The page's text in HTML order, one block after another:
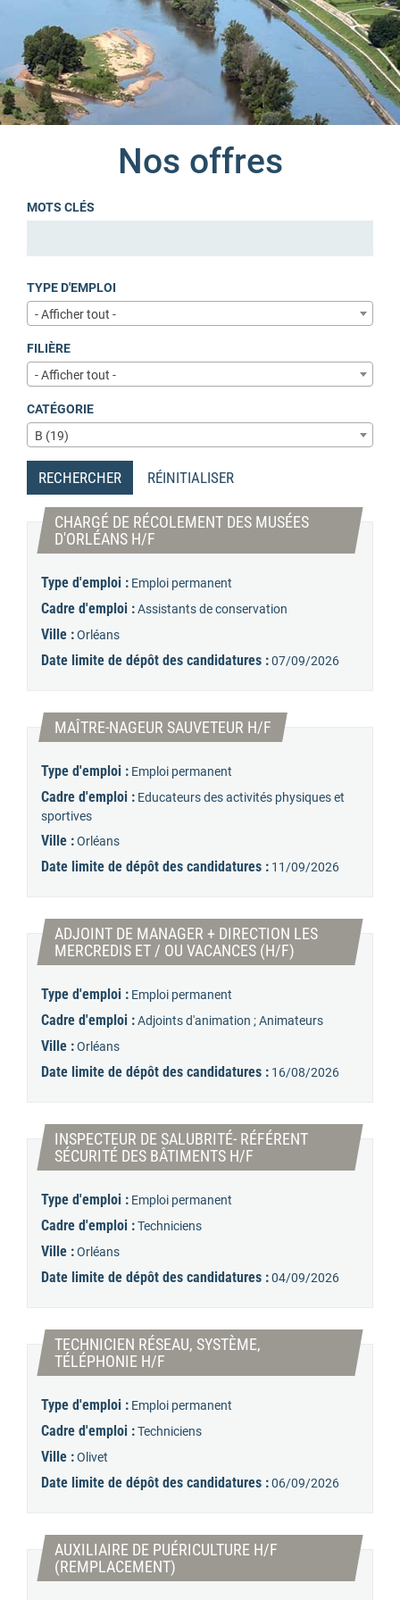
Nos offres
MOTS CLÉS
TYPE D'EMPLOI
- Afficher tout -
FILIÈRE
- Afficher tout -
CATÉGORIE
B (19)
RECHERCHER RÉINITIALISER
CHARGÉ DE RÉCOLEMENT DES MUSÉES
D'ORLÉANS H/F
Type d'emploi : Emploi permanent
Cadre d'emploi :Assistants de conservation
Ville :Orléans
Date limite de dépôt des candidatures :07/09/2026
MAÎTRE-NAGEUR SAUVETEUR H/F (Nouvelle fenêtre)
Type d'emploi : Emploi permanent
Cadre d'emploi : Educateurs des activités physiques et
sportives
Ville :Orléans
Date limite de dépôt des candidatures : 11/09/2026
ADJOINT DE MANAGER + DIRECTION LES
MERCREDIS ET / OU VACANCES (H/F) (Nouvelle
Type d'emploi : Emploi permanent
Cadre d'emploi :Adjoints d'animation ; Animateurs
Ville :Orléans
Date limite de dépôt des candidatures : 16/08/2026
INSPECTEUR DE SALUBRITÉ- RÉFÉRENT
SÉCURITÉ DES BÂTIMENTS H/F (Nouvelle fenêtre)
Type d'emploi : Emploi permanent
Cadre d'emploi :Techniciens
Ville :Orléans
Date limite de dépôt des candidatures :04/09/2026
TECHNICIEN RÉSEAU, SYSTÈME,
TÉLÉPHONIE H/F
Type d'emploi : Emploi permanent
Cadre d'emploi :Techniciens
Ville :Olivet
Date limite de dépôt des candidatures :06/09/2026
AUXILIAIRE DE PUÉRICULTURE H/F
(REMPLACEMENT)